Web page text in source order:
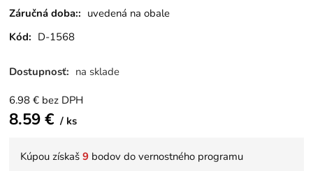
Záručná doba:: uvedená na obale
Kód: D-1568
Dostupnosť: na sklade
6.98 € bez DPH
8.59€ ks
Kúpou získaš9 bodov do vernostného programu